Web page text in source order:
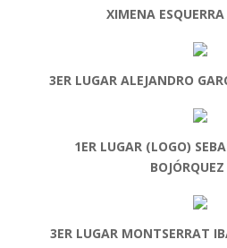
XIMENA
3ER LUGAR ALEJANDRO
1ER LUGAR (LOGO)
BOJÓRQUEZ
3ER LUGAR MONTSERRAT